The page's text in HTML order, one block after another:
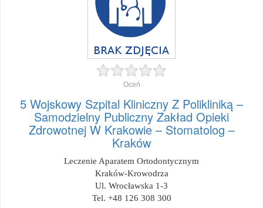
Oceń
5 Wojskowy Szpital Kliniczny Z Polikliniką –
Samodzielny Publiczny Zakład Opieki
Zdrowotnej W Krakowie – Stomatolog –
Kraków
Leczenie Aparatem Ortodontycznym
Kraków-Krowodrza
Ul. Wrocławska 1-3
Tel. +48 126 308 300